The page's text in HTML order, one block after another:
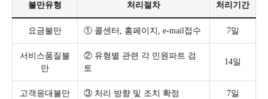
불만유형 처리절차 처리기간
요금불만 ① 콜센터, 홈페이지, e-mail접수 7일
서비스품질불
만
② 유형별 관련 각 민원파트 검
토
14일
고객응대불만 ③ 처리 방향 및 조치 확정 7일